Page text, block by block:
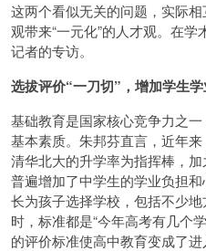
这两个看似无关的问题，实际
观带来“一元化”的人才观。在
记者的专访。
选拔评价“一刀切”，增加学生
基础教育是国家核心竞争力之
基本素质。朱邦芬直言，近年
清华北大的升学率为指挥棒，加
普遍增加了中学生的学业负担
长为孩子选择学校，包括不少
时，标准都是“今年高考有几个
的评价标准使高中教育变成了进